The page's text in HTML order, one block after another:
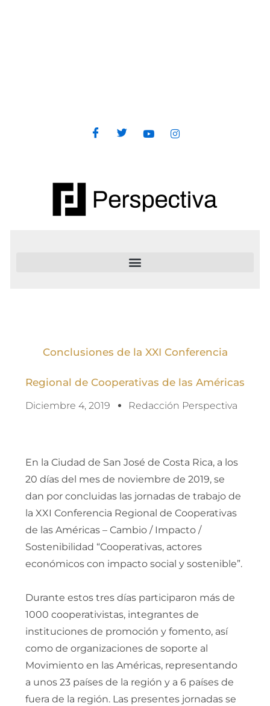
Conclusiones de la XXI Conferencia
Regional de Cooperativas de las Américas
Diciembre 4, 2019 Redacción Perspectiva
En la Ciudad de San José de Costa Rica, a los
20 días del mes de noviembre de 2019, se
dan por concluidas las jornadas de trabajo de
la XXI Conferencia Regional de Cooperativas
de las Américas – Cambio / Impacto /
Sostenibilidad “Cooperativas, actores
económicos con impacto social y sostenible”.
Durante estos tres días participaron más de
1000 cooperativistas, integrantes de
instituciones de promoción y fomento, así
como de organizaciones de soporte al
Movimiento en las Américas, representando
a unos 23 países de la región y a 6 países de
fuera de la región. Las presentes jornadas se